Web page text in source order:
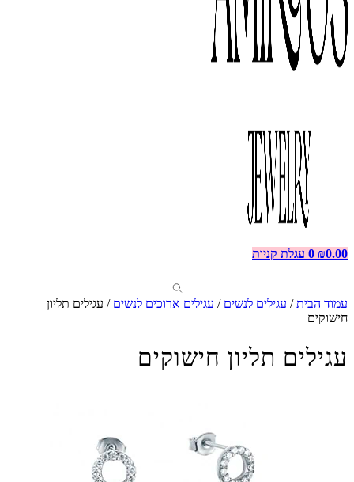
₪0.00
0 עגלת קניות
עמוד הבית/ עגילים לנשים / עגילים ארוכים לנשים / עגילים תליון
חישוקים
עגילים תליון חישוקים